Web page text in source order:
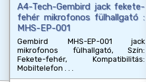
A4-Tech-Gembird jack fekete-
fehér mikrofonos fülhallgató :
MHS-EP-001
Gembird MHS-EP-001 jack
mikrofonos fülhallgató, Szín:
Fekete-fehér, Kompatibilitás:
Mobiltelefon